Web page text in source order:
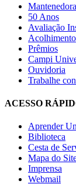
Mantenedora
50 Anos
Avaliação
Acolhimento
Prêmios
Campi
Ouvidoria
Trabalhe
ACESSO
Aprender
Biblioteca
Cesta de
Mapa do
Imprensa
Webmail